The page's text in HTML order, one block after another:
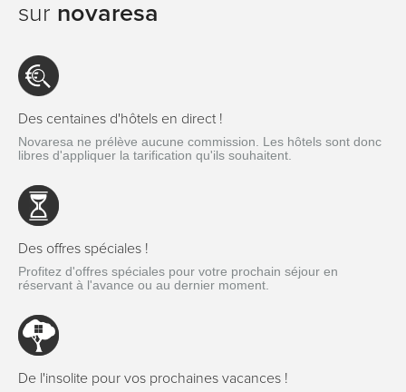
sur novaresa
Des centaines d'hôtels en direct !
Novaresa ne prélève aucune commission. Les hôtels sont donc
libres d'appliquer la tarification qu'ils souhaitent.
Des offres spéciales !
Profitez d'offres spéciales pour votre prochain séjour en
réservant à l'avance ou au dernier moment.
De l'insolite pour vos prochaines vacances !